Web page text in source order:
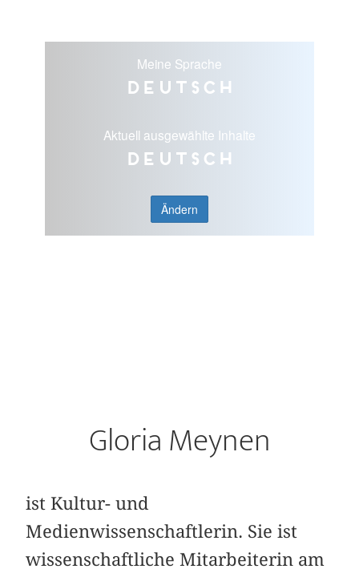
Meine Sprache
Deutsch
Aktuell ausgewählte Inhalte
Deutsch
Ändern
Gloria Meynen
ist Kultur- und
Medienwissenschaftlerin. Sie ist
wissenschaftliche Mitarbeiterin am